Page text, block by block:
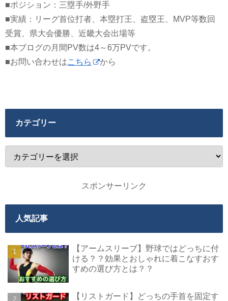
■ポジション：三塁手/外野手
■実績：リーグ首位打者、本塁打王、盗塁王、MVP等数回
受賞、県大会優勝、近畿大会出場等
■本ブログの月間PV数は4～6万PVです。
■お問い合わせはこちら から
カテゴリー
スポンサーリンク
人気記事
【アームスリーブ】野球ではどっちに付
ける？？効果とおしゃれに着こなすおす
すめの選び方とは？？
【リストガード】どっちの手首を固定す